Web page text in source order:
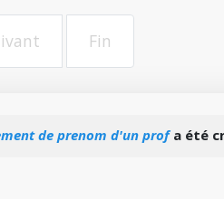
Fin
de prenom d'un profa été